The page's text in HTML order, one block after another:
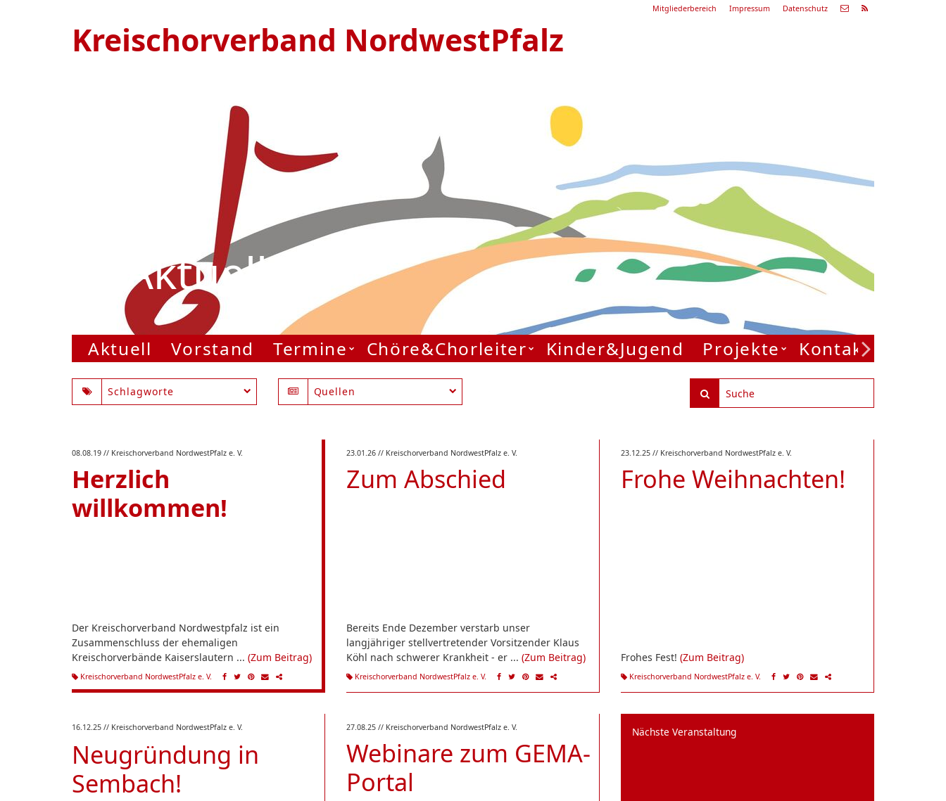
Mitgliederbereich Impressum Datenschutz
Kreischorverband NordwestPfalz
Aktuell
Sommerkonzert
19:00 Uhr
Zum Konzert
Aktuell Vorstand Termine Chöre&Chorleiter Kinder&Jugend Projekte Kontakt
Schlagworte Quellen
08.08.19 // Kreischorverband NordwestPfalz e. V.
Herzlich
willkommen!
Der Kreischorverband Nordwestpfalz ist ein
Zusammenschluss der ehemaligen
Kreischorverbände Kaiserslautern ... (Zum Beitrag)
Kreischorverband NordwestPfalz e. V.
23.01.26 // Kreischorverband NordwestPfalz e. V.
Zum Abschied
Bereits Ende Dezember verstarb unser
langjähriger stellvertretender Vorsitzender Klaus
Köhl nach schwerer Krankheit - er ... (Zum Beitrag)
Kreischorverband NordwestPfalz e. V.
23.12.25 // Kreischorverband NordwestPfalz e. V.
Frohe Weihnachten!
Frohes Fest! (Zum Beitrag)
Kreischorverband NordwestPfalz e. V.
16.12.25 // Kreischorverband NordwestPfalz e. V.
Neugründung in
Sembach!
27.08.25 // Kreischorverband NordwestPfalz e. V.
Webinare zum GEMA-
Portal
Nächste Veranstaltung